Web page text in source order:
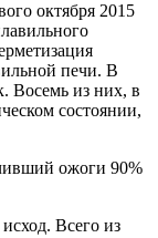
октября 2015
печи. В
Восемь из них, в
состоянии,
ожоги 90%
Всего из